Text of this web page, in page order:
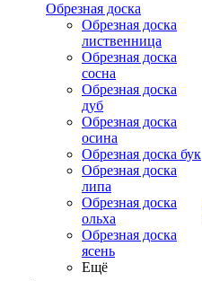
Обрезная доска
Обрезная доска
лиственница
Обрезная доска
сосна
Обрезная доска
дуб
Обрезная доска
осина
Обрезная доска бук
Обрезная доска
липа
Обрезная доска
ольха
Обрезная доска
ясень
Ещё